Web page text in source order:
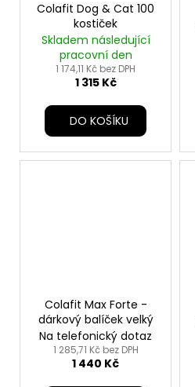
Colafit Dog & Cat 100
kostiček
Skladem následující
pracovní den
1 174,11 Kč bez DPH
1 315 Kč
DO KOŠÍKU
Colafit Max Forte -
dárkový balíček velký
Na telefonický dotaz
1 285,71 Kč bez DPH
1 440 Kč